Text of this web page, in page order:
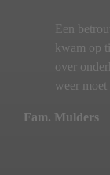
Een
kwam op
over
weer moet
Fam. Mulders